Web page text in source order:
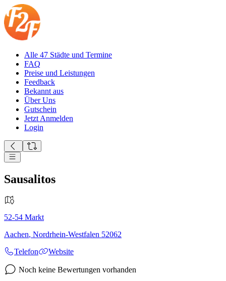
Alle 47 Städte und Termine
FAQ
Preise und Leistungen
Feedback
Bekannt aus
Über Uns
Gutschein
Jetzt Anmelden
Login
Sausalitos
52-54 Markt
Aachen, Nordrhein-Westfalen 52062
Telefon
Website
Noch keine Bewertungen vorhanden